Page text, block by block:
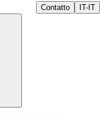
Contatto IT-IT